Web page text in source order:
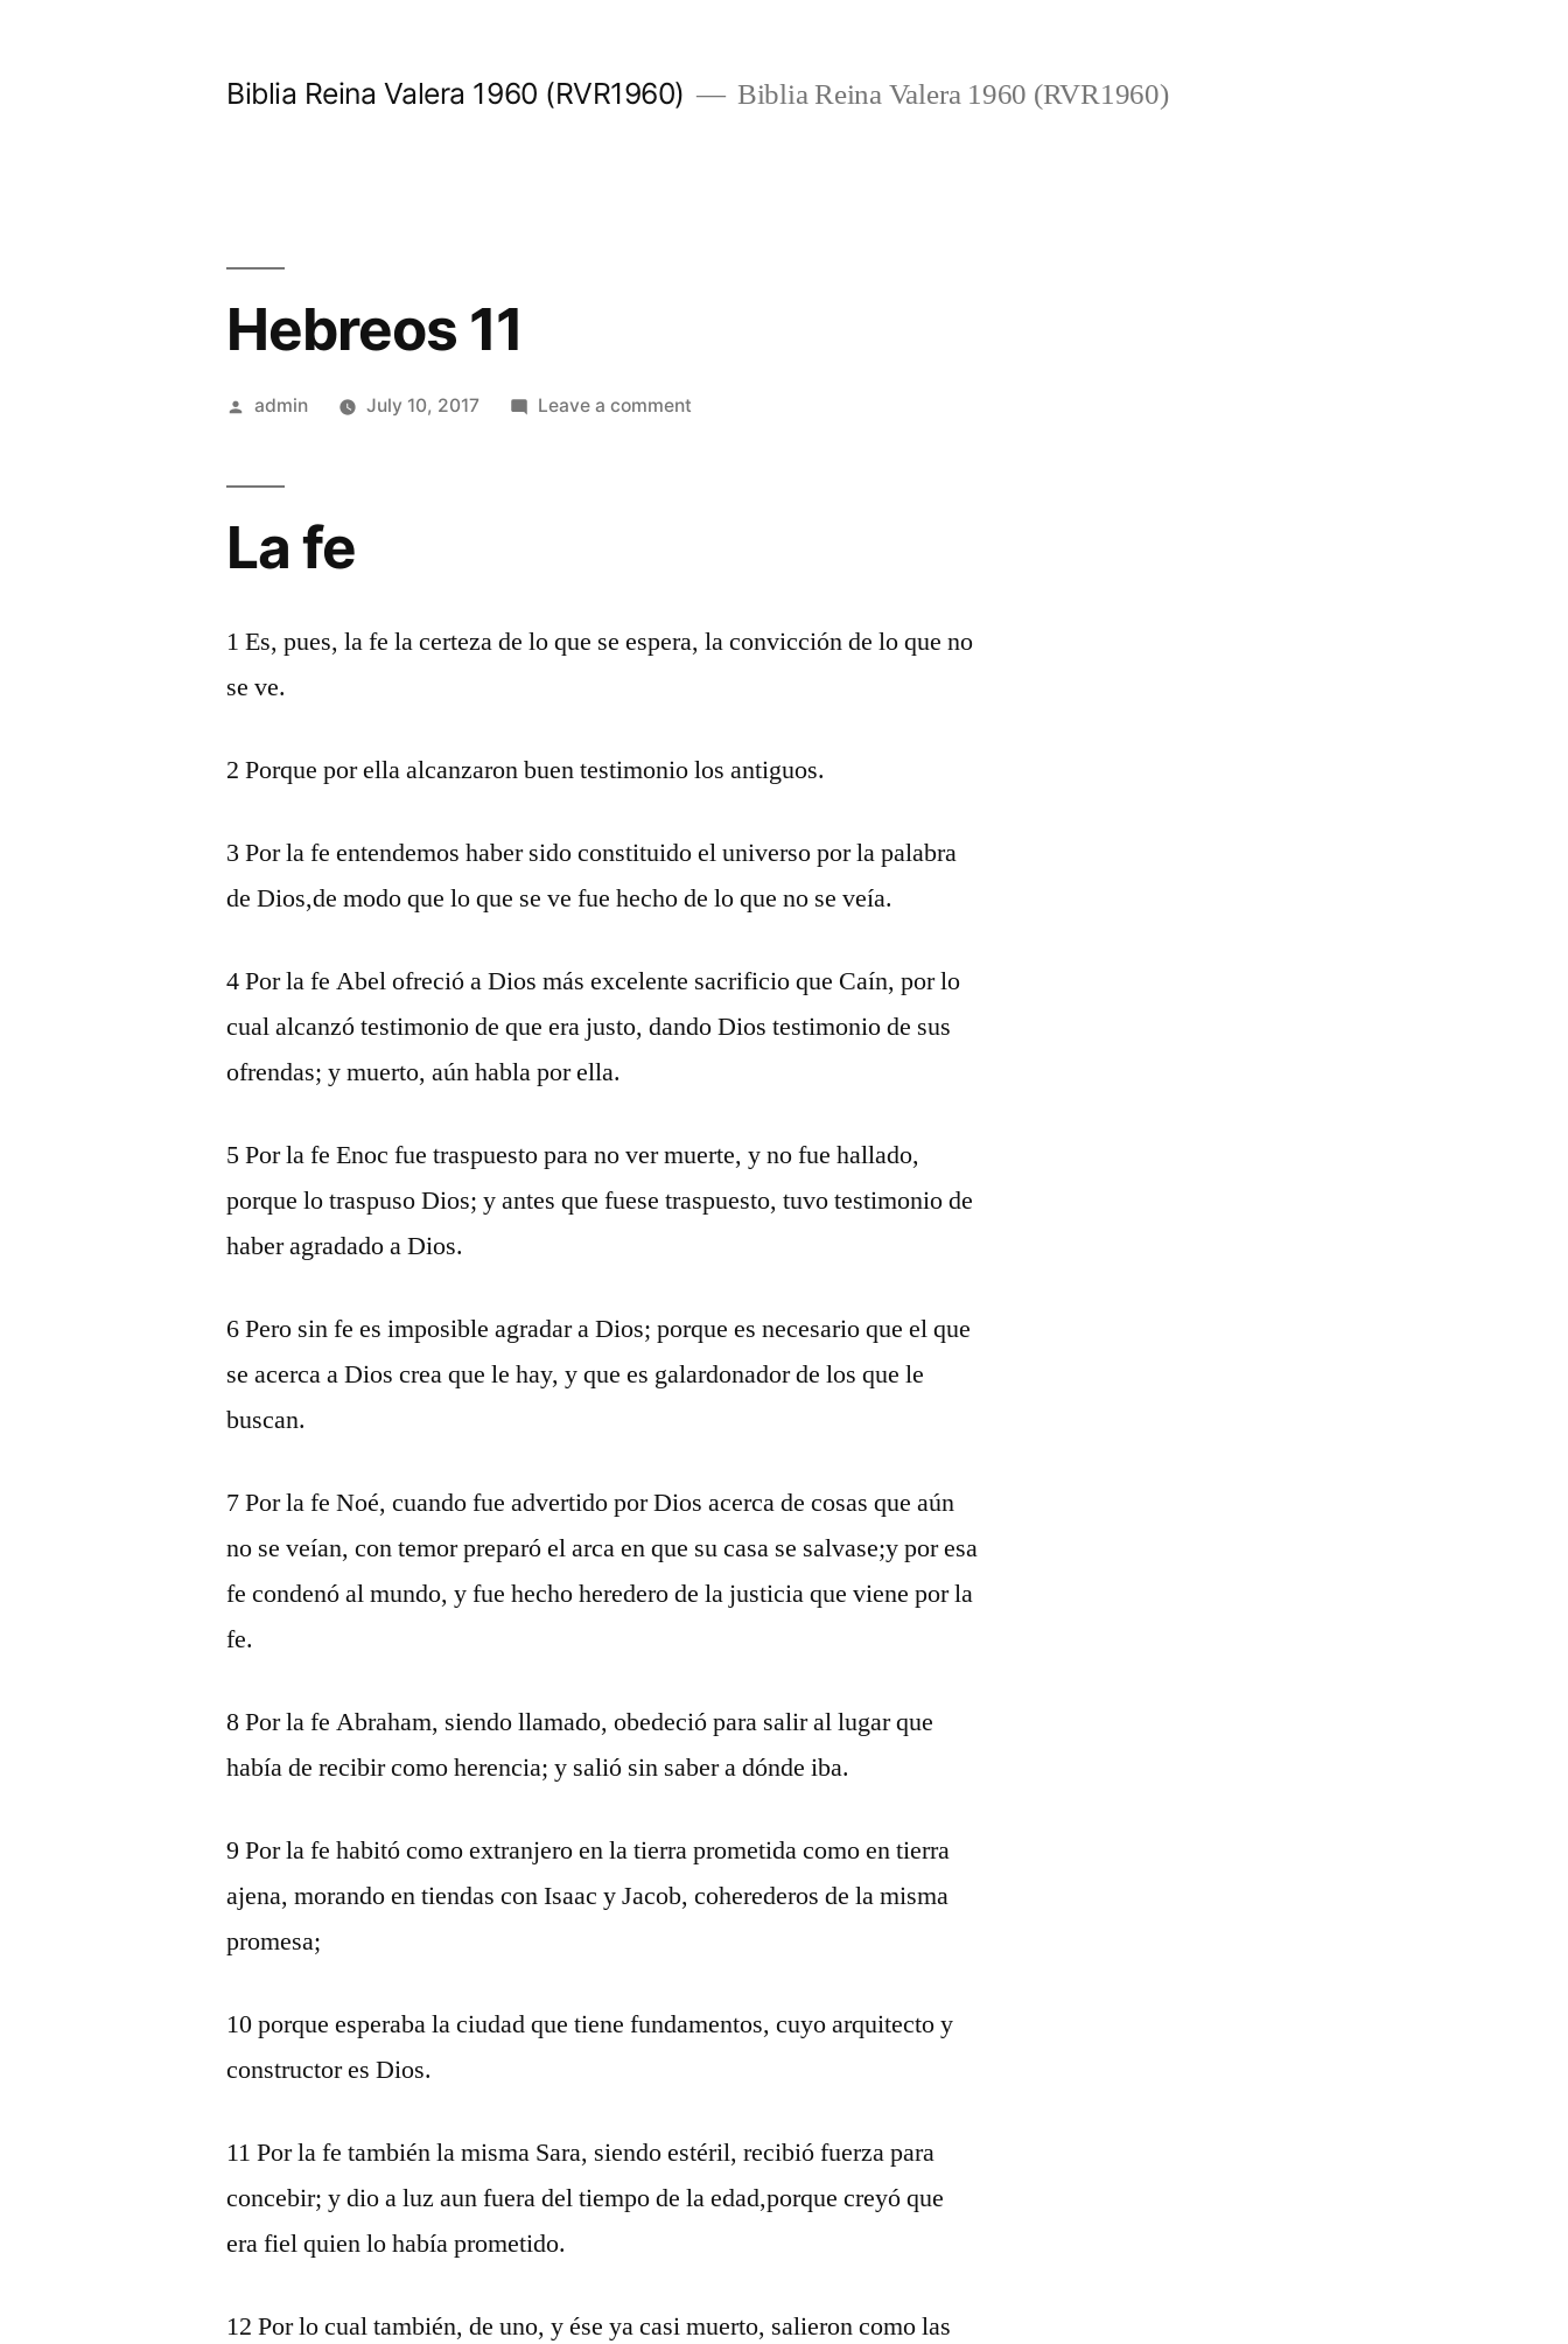
Biblia Reina Valera 1960 (RVR1960) Biblia Reina Valera 1960 (RVR1960)
Hebreos 11
Posted
admin July 10, 2017 Leave a commenton
La fe
1 Es, pues, la fe la certeza de lo que se espera, la convicción de lo que no
se ve.
2 Porque por ella alcanzaron buen testimonio los antiguos.
3 Por la fe entendemos haber sido constituido el universo por la palabra
de Dios,de modo que lo que se ve fue hecho de lo que no se veía.
4 Por la fe Abel ofreció a Dios más excelente sacrificio que Caín, por lo
cual alcanzó testimonio de que era justo, dando Dios testimonio de sus
ofrendas; y muerto, aún habla por ella.
5 Por la fe Enoc fue traspuesto para no ver muerte, y no fue hallado,
porque lo traspuso Dios; y antes que fuese traspuesto, tuvo testimonio de
haber agradado a Dios.
6 Pero sin fe es imposible agradar a Dios; porque es necesario que el que
se acerca a Dios crea que le hay, y que es galardonador de los que le
buscan.
7 Por la fe Noé, cuando fue advertido por Dios acerca de cosas que aún
no se veían, con temor preparó el arca en que su casa se salvase;y por esa
fe condenó al mundo, y fue hecho heredero de la justicia que viene por la
fe.
8 Por la fe Abraham, siendo llamado, obedeció para salir al lugar que
había de recibir como herencia; y salió sin saber a dónde iba.
9 Por la fe habitó como extranjero en la tierra prometida como en tierra
ajena, morando en tiendas con Isaac y Jacob, coherederos de la misma
promesa;
10 porque esperaba la ciudad que tiene fundamentos, cuyo arquitecto y
constructor es Dios.
11 Por la fe también la misma Sara, siendo estéril, recibió fuerza para
concebir; y dio a luz aun fuera del tiempo de la edad,porque creyó que
era fiel quien lo había prometido.
12 Por lo cual también, de uno, y ése ya casi muerto, salieron como las